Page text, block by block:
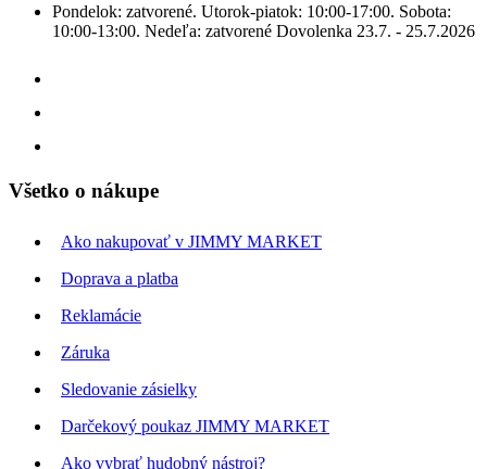
Pondelok: zatvorené. Utorok-piatok: 10:00-17:00. Sobota:
10:00-13:00. Nedeľa: zatvorené Dovolenka 23.7. - 25.7.2026
Všetko o nákupe
Ako nakupovať v JIMMY MARKET
Doprava a platba
Reklamácie
Záruka
Sledovanie zásielky
Darčekový poukaz JIMMY MARKET
Ako vybrať hudobný nástroj?